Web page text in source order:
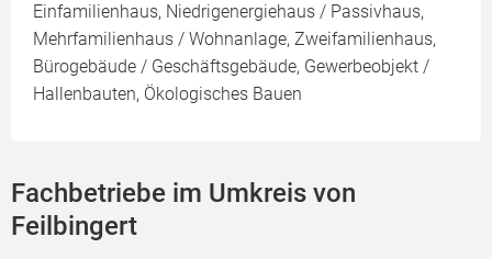
Einfamilienhaus, Niedrigenergiehaus / Passivhaus,
Mehrfamilienhaus / Wohnanlage, Zweifamilienhaus,
Bürogebäude / Geschäftsgebäude, Gewerbeobjekt /
Hallenbauten, Ökologisches Bauen
Fachbetriebe im Umkreis von
Feilbingert